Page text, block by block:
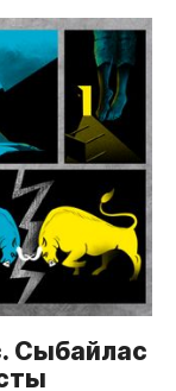
Сыбайлас